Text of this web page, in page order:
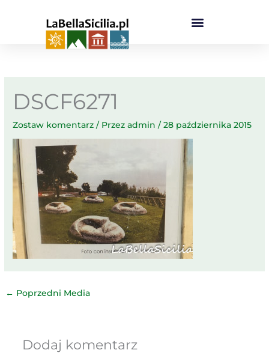
DSCF6271
Zostaw komentarz / Przezadmin/28 października 2015
← Poprzedni Media
Dodaj komentarz